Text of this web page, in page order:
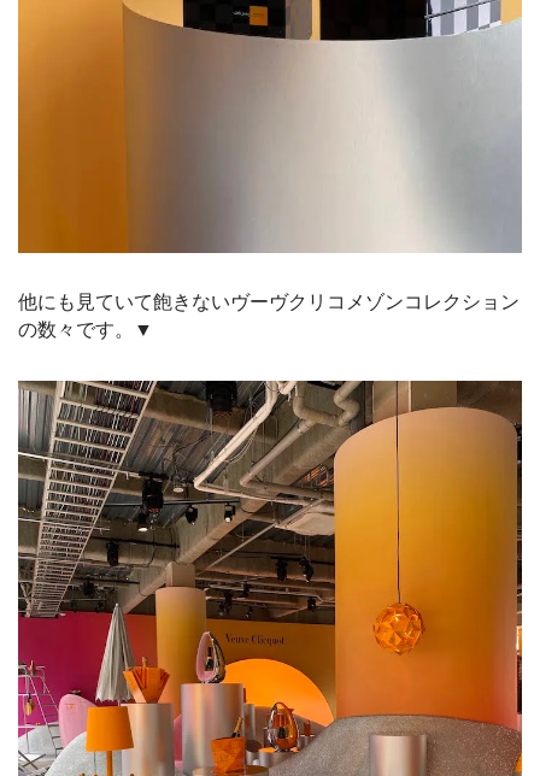
他にも見ていて飽きないヴーヴクリコメゾンコレクション
の数々です。▼